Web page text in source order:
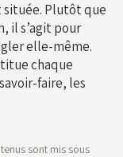
située. Plutôt que
il s’agit pour
elle-même.
chaque
faire, les
sont mis sous